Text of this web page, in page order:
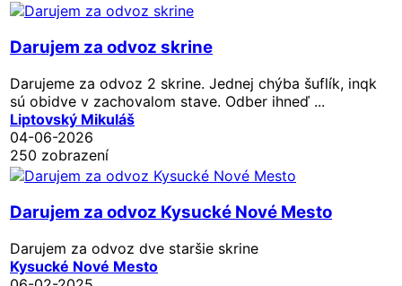
Darujem za odvoz skrine
Darujeme za odvoz 2 skrine. Jednej chýba šuflík, inqk
sú obidve v zachovalom stave. Odber ihneď ...
Liptovský Mikuláš
04-06-2026
250 zobrazení
Darujem za odvoz Kysucké Nové Mesto
Darujem za odvoz dve staršie skrine
Kysucké Nové Mesto